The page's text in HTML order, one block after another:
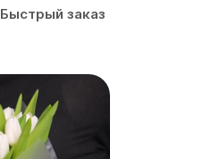
Быстрый заказ